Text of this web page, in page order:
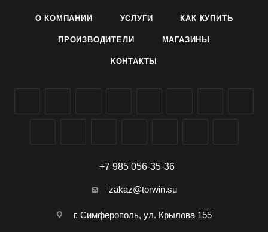
О КОМПАНИИ УСЛУГИ КАК КУПИТЬ
ПРОИЗВОДИТЕЛИ МАГАЗИНЫ
КОНТАКТЫ
+7 985 056-35-36
zakaz@torwin.su
г. Симферополь, ул. Крылова 155